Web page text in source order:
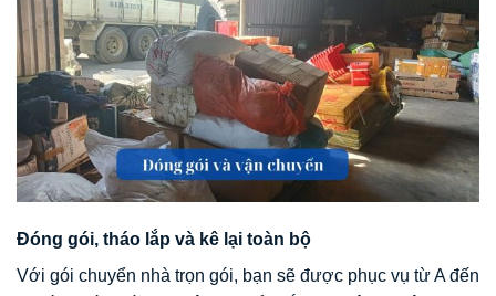
Đóng gói, tháo lắp và kê lại toàn bộ
Với gói chuyển nhà trọn gói, bạn sẽ được phục vụ từ A đến